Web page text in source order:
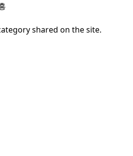
shared on the site.